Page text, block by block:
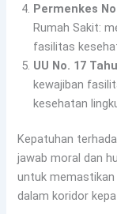
Permenkes
Rumah Sakit:
fasilitas
UU No. 17
kewajiban
kesehatan
Kepatuhan
jawab moral dan
untuk
dalam koridor